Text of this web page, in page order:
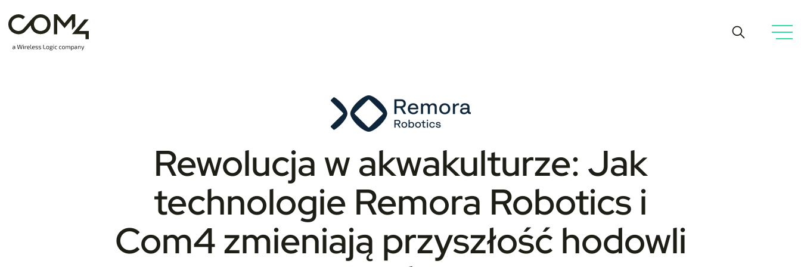
Rewolucja w akwakulturze: Jak
technologie Remora Robotics i
Com4 zmieniają przyszłość hodowli